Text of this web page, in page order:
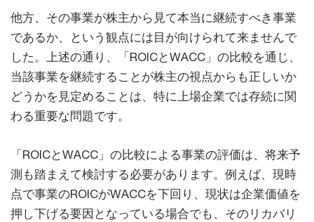
他方、その事業が株主から見て本当に継続すべき事業
であるか、という観点には目が向けられて来ませんで
した。上述の通り、「ROICとWACC」の比較を通じ、
当該事業を継続することが株主の視点からも正しいか
どうかを見定めることは、特に上場企業では存続に関
わる重要な問題です。
「ROICとWACC」の比較による事業の評価は、将来予
測も踏まえて検討する必要があります。例えば、現時
点で事業のROICがWACCを下回り、現状は企業価値を
押し下げる要因となっている場合でも、そのリカバリ